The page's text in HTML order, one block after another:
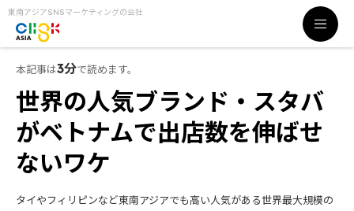
東南アジアSNSマーケティングの会社
本記事は3分で読めます。
世界の人気ブランド・スタバ
がベトナムで出店数を伸ばせ
ないワケ
タイやフィリピンなど東南アジアでも高い人気がある世界最大規模の